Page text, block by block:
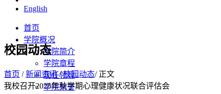
English
首页
学院概况
学院简介
学院章程
现任领导
学院荣誉
校园动态
首页 /新闻资讯/校园动态/ 正文
我校召开2025年秋学期心理健康状况联合评估会